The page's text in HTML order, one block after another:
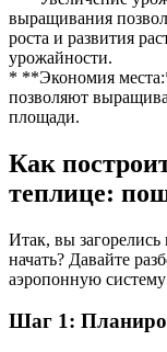
выращивания
роста и развития
урожайности.
* **Экономия
позволяют
площади.
Как
теплице:
Итак, вы
начать? Давайте
аэропонную
Шаг 1: